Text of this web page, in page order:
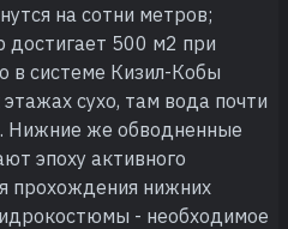
на сотни метров;
достигает 500 м2 при
в системе Кизил-Кобы
сухо, там вода почти
Нижние же обводненные
эпоху активного
прохождения нижних
- необходимое